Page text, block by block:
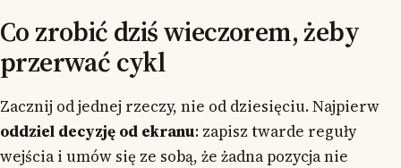
Co zrobić dziś wieczorem, żeby
przerwać cykl
Zacznij od jednej rzeczy, nie od dziesięciu. Najpierw
oddziel decyzję od ekranu: zapisz twarde reguły
wejścia i umów się ze sobą, że żadna pozycja nie